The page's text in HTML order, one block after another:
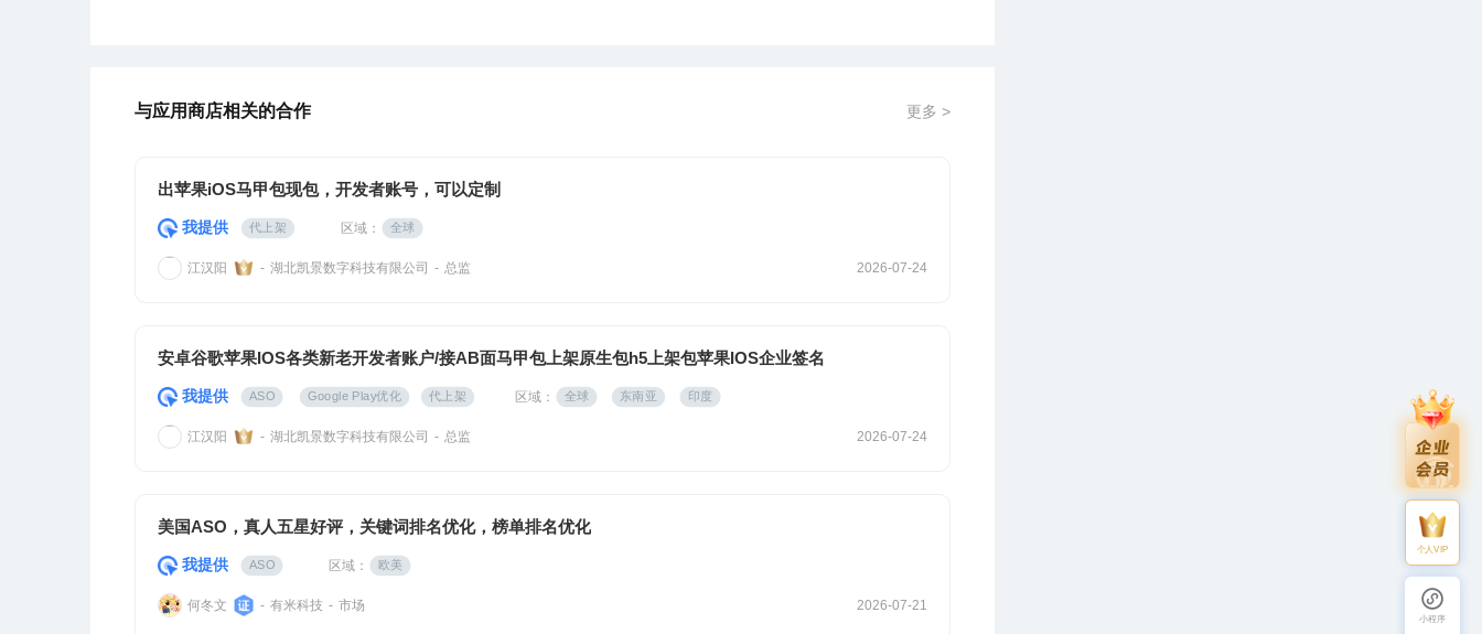
与应用商店相关的合作 更多 >
出苹果iOS马甲包现包，开发者账号，可以定制
我提供 代上架 区域： 全球
江汉阳 - 湖北凯景数字科技有限公司 - 总监 2026-07-24
安卓谷歌苹果IOS各类新老开发者账户/接AB面马甲包上架原生包h5上架包苹果IOS企业签名
我提供 ASO Google Play优化 代上架 区域： 全球 东南亚 印度
江汉阳 - 湖北凯景数字科技有限公司 - 总监 2026-07-24
美国ASO，真人五星好评，关键词排名优化，榜单排名优化
我提供 ASO 区域： 欧美
何冬文 - 有米科技 - 市场 2026-07-21
个人VIP
小程序